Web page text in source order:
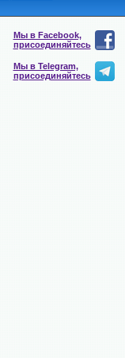
Мы в Facebook,
присоединяйтесь
Мы в Telegram,
присоединяйтесь